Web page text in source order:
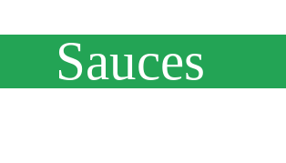
Sauces